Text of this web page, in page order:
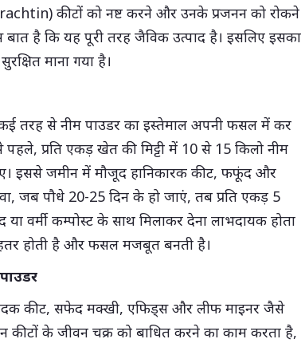
कीटों को नष्ट करने और उनके प्रजनन को रोकने
है कि यह पूरी तरह जैविक उत्पाद है। इसलिए इसका
माना गया है।
तरह से नीम पाउडर का इस्तेमाल अपनी फसल में कर
प्रति एकड़ खेत की मिट्टी में 10 से 15 किलो नीम
इससे जमीन में मौजूद हानिकारक कीट, फफूंद और
जब पौधे 20-25 दिन के हो जाएं, तब प्रति एकड़ 5
वर्मी कम्पोस्ट के साथ मिलाकर देना लाभदायक होता
होती है और फसल मजबूत बनती है।
कीट, सफेद मक्खी, एफिड्स और लीफ माइनर जैसे
कीटों के जीवन चक्र को बाधित करने का काम करता है,